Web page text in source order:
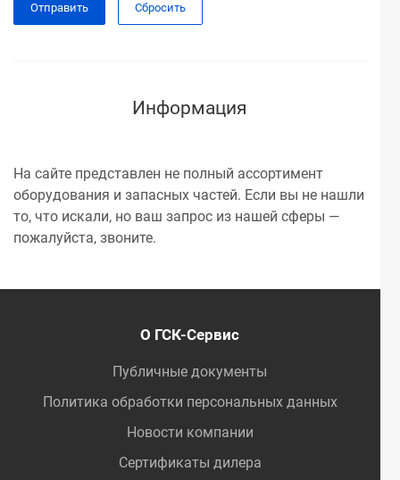
Сбросить
Информация
На сайте представлен не полный ассортимент
оборудования и запасных частей. Если вы не нашли
то, что искали, но ваш запрос из нашей сферы —
пожалуйста, звоните.
О ГСК-Сервис
Публичные документы
Политика обработки персональных данных
Новости компании
Сертификаты дилера